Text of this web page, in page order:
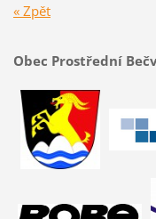
« Zpět
Obec Prostřední